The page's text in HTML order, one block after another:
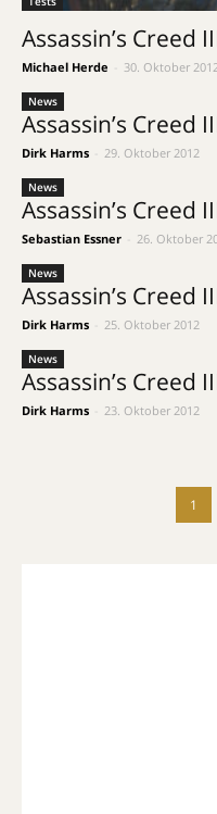
Assassin’s Creed
Michael Herde 30. Oktober
News
Assassin’s Creed
Dirk Harms 29. Oktober 2012
News
Assassin’s Creed
Sebastian Essner 26. Oktober
News
Assassin’s Creed
Dirk Harms 25. Oktober 2012
News
Assassin’s Creed
Dirk Harms 23. Oktober 2012
1